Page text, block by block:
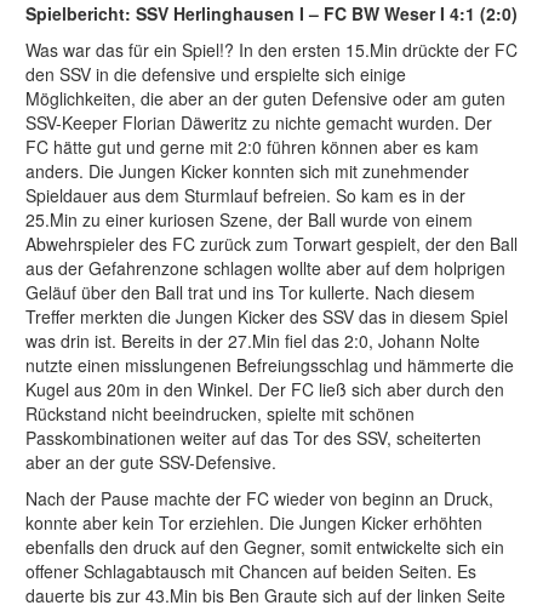
Spielbericht: SSV Herlinghausen I – FC BW Weser I 4:1 (2:0)
Was war das für ein Spiel!? In den ersten 15.Min drückte der FC
den SSV in die defensive und erspielte sich einige
Möglichkeiten, die aber an der guten Defensive oder am guten
SSV-Keeper Florian Däweritz zu nichte gemacht wurden. Der
FC hätte gut und gerne mit 2:0 führen können aber es kam
anders. Die Jungen Kicker konnten sich mit zunehmender
Spieldauer aus dem Sturmlauf befreien. So kam es in der
25.Min zu einer kuriosen Szene, der Ball wurde von einem
Abwehrspieler des FC zurück zum Torwart gespielt, der den Ball
aus der Gefahrenzone schlagen wollte aber auf dem holprigen
Geläuf über den Ball trat und ins Tor kullerte. Nach diesem
Treffer merkten die Jungen Kicker des SSV das in diesem Spiel
was drin ist. Bereits in der 27.Min fiel das 2:0, Johann Nolte
nutzte einen misslungenen Befreiungsschlag und hämmerte die
Kugel aus 20m in den Winkel. Der FC ließ sich aber durch den
Rückstand nicht beeindrucken, spielte mit schönen
Passkombinationen weiter auf das Tor des SSV, scheiterten
aber an der gute SSV-Defensive.
Nach der Pause machte der FC wieder von beginn an Druck,
konnte aber kein Tor erziehlen. Die Jungen Kicker erhöhten
ebenfalls den druck auf den Gegner, somit entwickelte sich ein
offener Schlagabtausch mit Chancen auf beiden Seiten. Es
dauerte bis zur 43.Min bis Ben Graute sich auf der linken Seite